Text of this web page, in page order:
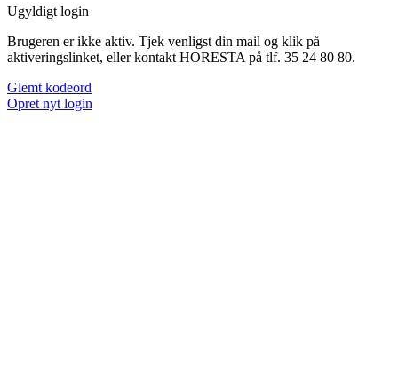
Ugyldigt login
Brugeren er ikke aktiv. Tjek venligst din mail og klik på
aktiveringslinket, eller kontakt HORESTA på tlf. 35 24 80 80.
Glemt kodeord
Opret nyt login